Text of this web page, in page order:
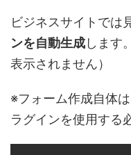
ビジネスサイトでは
ンを自動生成します
表示されません）
※フォーム作成自体
ラグインを使用する